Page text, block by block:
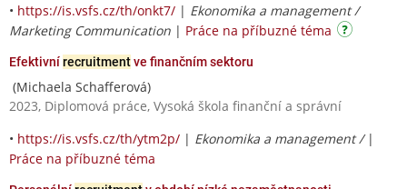
• https://is.vsfs.cz/th/onkt7/ | Ekonomika a management /
Marketing Communication | Práce na příbuzné téma
Efektivnírecruitmentve finančním sektoru
(Michaela Schafferová)
2023, Diplomová práce, Vysoká škola finanční a správní
• https://is.vsfs.cz/th/ytm2p/ | Ekonomika a management / |
Práce na příbuzné téma